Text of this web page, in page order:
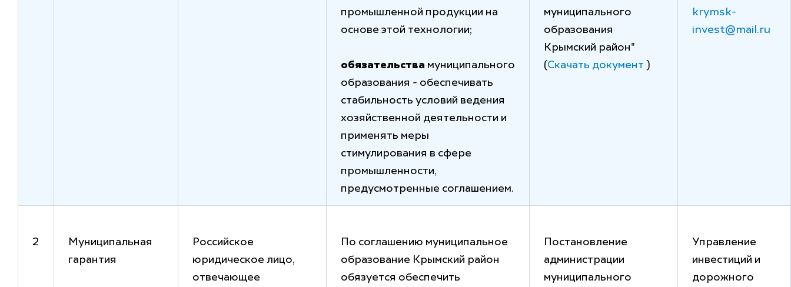
промышленной продукции на
основе этой технологии;
обязательства муниципального
образования - обеспечивать
стабильность условий ведения
хозяйственной деятельности и
применять меры
стимулирования в сфере
промышленности,
предусмотренные соглашением.
муниципального
образования
Крымский район"
(Скачать документ )
krymsk-
invest@mail.ru
2
Муниципальная
гарантия
Российское
юридическое лицо,
отвечающее
По соглашению муниципальное
образование Крымский район
обязуется обеспечить
Постановление
администрации
муниципального
Управление
инвестиций и
дорожного